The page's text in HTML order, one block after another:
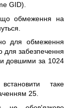
GID).
обмеження на
для обмеження
для забезпечення
довшими за 1024
таке
25.